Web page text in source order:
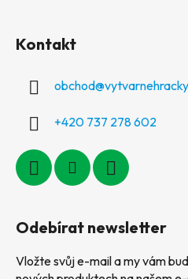
Kontakt
obchod@
+420 737 278 602
Odebírat newsletter
Vložte svůj e-mail a my vám